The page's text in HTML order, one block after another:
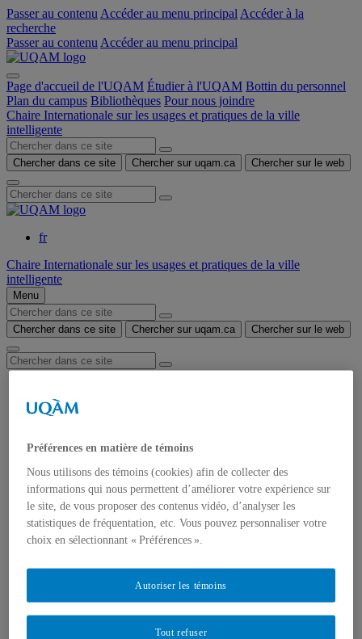
Passer au contenu Accéder au menu principal Accéder à la
recherche
Passer au contenu Accéder au menu principal
Page d'accueil de l'UQAM Étudier à l'UQAM Bottin du personnel
Plan du campus Bibliothèques Pour nous joindre
Chaire Internationale sur les usages et pratiques de la ville
intelligente
Chercher dans ce site Chercher sur uqam.ca Chercher sur le web
fr
Chaire Internationale sur les usages et pratiques de la ville
intelligente
Menu
Chercher dans ce site Chercher sur uqam.ca Chercher sur le web
À propos
Missions
Coopération internationale
Partenariats & Subventions
Transfert de connaissances
Événements
Séminaires
Cahiers In.SITU
Partenaires
Préférences en matière de témoins
Nous utilisons des témoins (cookies) afin de collecter des
informations qui nous permettent d’améliorer votre expérience sur
le site, de vous proposer des contenus vidéo, d’analyser les
statistiques de fréquentation, etc. Vous pouvez personnaliser votre
choix en sélectionnant « Préférences ».
Tout refuser
Autoriser les témoins